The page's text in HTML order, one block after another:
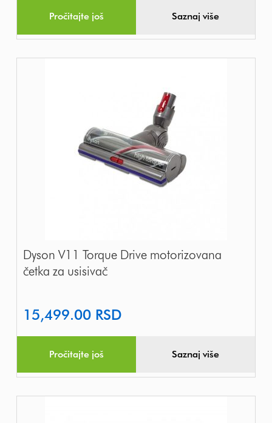
Pročitajte još Saznaj više
Dyson V11 Torque Drive motorizovana
četka za usisivač
15,499.00 RSD
Pročitajte još Saznaj više